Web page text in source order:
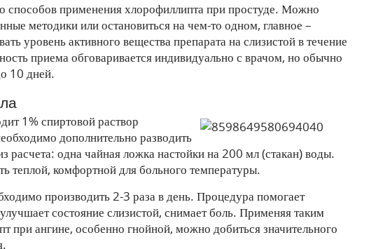
способов применения хлорофиллипта при простуде. Можно
методики или остановиться на чем-то одном, главное –
уровень активного вещества препарата на слизистой в течение
приема обговаривается индивидуально с врачом, но обычно
10 дней.
1% спиртовой раствор
дополнительно разводить
расчета: одна чайная ложка настойки на 200 мл (стакан) воды.
теплой, комфортной для больного температуры.
производить 2-3 раза в день. Процедура помогает
состояние слизистой, снимает боль. Применяя таким
при ангине, особенно гнойной, можно добиться значительного